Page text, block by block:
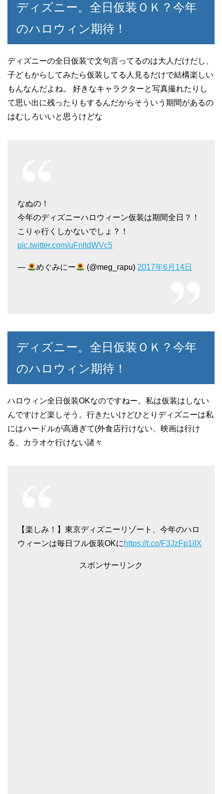
ディズニー。全日仮装ＯＫ？今年
のハロウィン期待！
ディズニーの全日仮装で文句言ってるのは大人だけだし、
子どもからしてみたら仮装してる人見るだけで結構楽しい
もんなんだよね。 好きなキャラクターと写真撮れたりし
て思い出に残ったりもするんだからそういう期間があるの
はむしろいいと思うけどな
なぬの！
今年のディズニーハロウィーン仮装は期間全日？！
こりゃ行くしかないでしょ？！
pic.twitter.com/uFnltdWVc5
— めぐみにー (@meg_rapu) 2017年6月14日
ディズニー。全日仮装ＯＫ？今年
のハロウィン期待！
ハロウィン全日仮装OKなのですねー。私は仮装はしない
んですけど楽しそう。行きたいけどひとりディズニーは私
にはハードルが高過ぎて(外食店行けない、映画は行け
る、カラオケ行けない諸々
【楽しみ！】東京ディズニーリゾート、今年のハロ
ウィーンは毎日フル仮装OKに https://t.co/F3JzFp1iIX
スポンサーリンク